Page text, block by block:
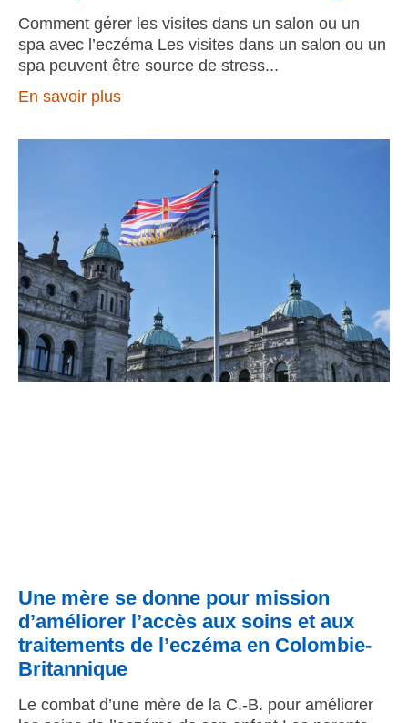
Comment gérer les visites dans un salon ou un
spa avec l’eczéma Les visites dans un salon ou un
spa peuvent être source de stress
En savoir plus
Une mère se donne pour mission
d’améliorer l’accès aux soins et aux
traitements de l’eczéma en Colombie-
Britannique
Le combat d’une mère de la C.-B. pour améliorer